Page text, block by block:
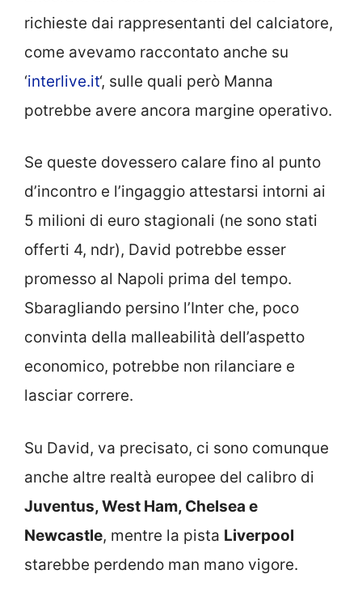
richieste dai rappresentanti del calciatore,
come avevamo raccontato anche su
‘interlive.it‘, sulle quali però Manna
potrebbe avere ancora margine operativo.
Se queste dovessero calare fino al punto
d’incontro e l’ingaggio attestarsi intorni ai
5 milioni di euro stagionali (ne sono stati
offerti 4, ndr), David potrebbe esser
promesso al Napoli prima del tempo.
Sbaragliando persino l’Inter che, poco
convinta della malleabilità dell’aspetto
economico, potrebbe non rilanciare e
lasciar correre.
Su David, va precisato, ci sono comunque
anche altre realtà europee del calibro di
Juventus, West Ham, Chelsea e
Newcastle, mentre la pista Liverpool
starebbe perdendo man mano vigore.